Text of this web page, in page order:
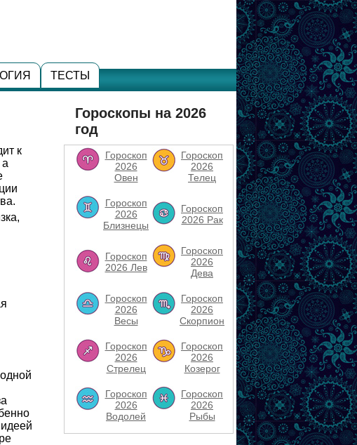
ТЕСТЫ
к
Гороскопы на 2026
год
Гороскоп
2026
Овен
Гороскоп
2026
Телец
Гороскоп
2026
Близнецы
Гороскоп
2026 Рак
Гороскоп
2026 Лев
Гороскоп
2026
Дева
Гороскоп
2026
Весы
Гороскоп
2026
Скорпион
Гороскоп
2026
Стрелец
Гороскоп
2026
Козерог
Гороскоп
2026
Водолей
Гороскоп
2026
Рыбы